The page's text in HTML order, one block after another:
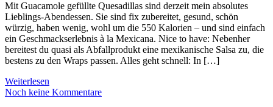
Mit Guacamole gefüllte Quesadillas sind derzeit mein absolutes
Lieblings-Abendessen. Sie sind fix zubereitet, gesund, schön
würzig, haben wenig, wohl um die 550 Kalorien – und sind einfach
ein Geschmackserlebnis à la Mexicana. Nice to have: Nebenher
bereitest du quasi als Abfallprodukt eine mexikanische Salsa zu, die
bestens zu den Wraps passen. Alles geht schnell: In […]
Weiterlesen
Noch keine Kommentare